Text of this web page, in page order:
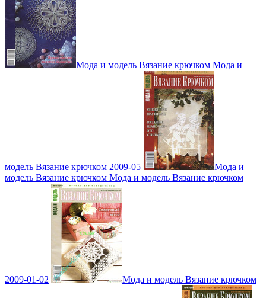
Мода и модель Вязание крючком Мода и
модель Вязание крючком 2009-05
Мода и
модель Вязание крючком Мода и модель Вязание крючком
2009-01-02 Мода и модель Вязание крючком